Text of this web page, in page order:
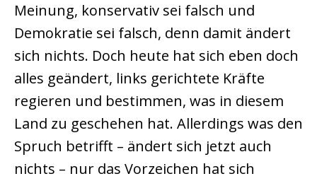
Meinung, konservativ sei falsch und
Demokratie sei falsch, denn damit ändert
sich nichts. Doch heute hat sich eben doch
alles geändert, links gerichtete Kräfte
regieren und bestimmen, was in diesem
Land zu geschehen hat. Allerdings was den
Spruch betrifft – ändert sich jetzt auch
nichts – nur das Vorzeichen hat sich